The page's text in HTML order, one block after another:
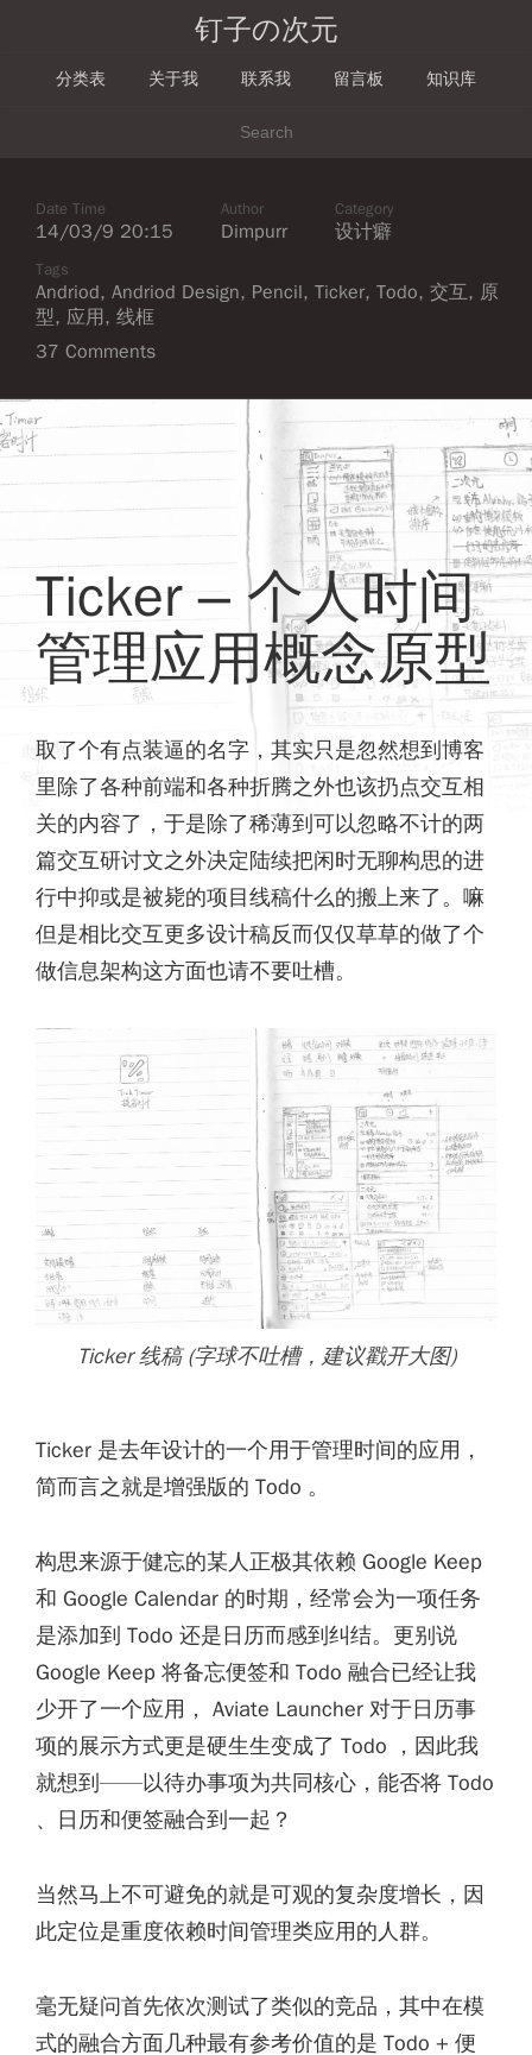
钉子の次元
分类表 关于我 联系我 留言板 知识库
Date Time
14/03/9 20:15
Author
Dimpurr
Category
设计癖
Tags
Andriod, Andriod Design, Pencil, Ticker, Todo, 交互, 原
型, 应用 , 线框
37 Comments
Ticker – 个人时间
管理应用概念原型
取了个有点装逼的名字，其实只是忽然想到博客
里除了各种前端和各种折腾之外也该扔点交互相
关的内容了，于是除了稀薄到可以忽略不计的两
篇交互研讨文之外决定陆续把闲时无聊构思的进
行中抑或是被毙的项目线稿什么的搬上来了。嘛
但是相比交互更多设计稿反而仅仅草草的做了个
做信息架构这方面也请不要吐槽。
Ticker 线稿 (字球不吐槽，建议戳开大图)
Ticker 是去年设计的一个用于管理时间的应用，
简而言之就是增强版的 Todo 。
构思来源于健忘的某人正极其依赖 Google Keep
和 Google Calendar 的时期，经常会为一项任务
是添加到 Todo 还是日历而感到纠结。更别说
Google Keep 将备忘便签和 Todo 融合已经让我
少开了一个应用， Aviate Launcher 对于日历事
项的展示方式更是硬生生变成了 Todo ，因此我
就想到——以待办事项为共同核心，能否将 Todo
、日历和便签融合到一起？
当然马上不可避免的就是可观的复杂度增长，因
此定位是重度依赖时间管理类应用的人群。
毫无疑问首先依次测试了类似的竞品，其中在模
式的融合方面几种最有参考价值的是 Todo + 便